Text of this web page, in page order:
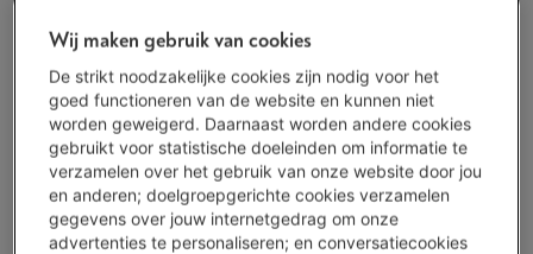
Beschikbaar- Bekijk voorraad
€ 73,99
Minder dan 10 in stock, bestel nu!
Koop nu
Vergelijken
Wij maken gebruik van cookies
De strikt noodzakelijke cookies zijn nodig voor het
goed functioneren van de website en kunnen niet
worden geweigerd. Daarnaast worden andere cookies
gebruikt voor statistische doeleinden om informatie te
verzamelen over het gebruik van onze website door jou
en anderen; doelgroepgerichte cookies verzamelen
gegevens over jouw internetgedrag om onze
advertenties te personaliseren; en conversatiecookies